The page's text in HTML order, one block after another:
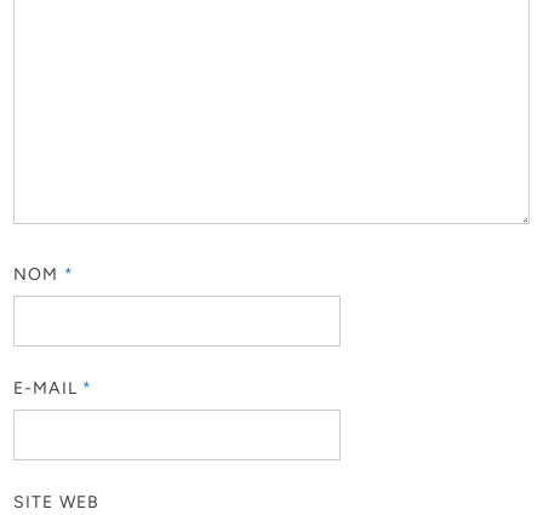
NOM *
E-MAIL *
SITE WEB